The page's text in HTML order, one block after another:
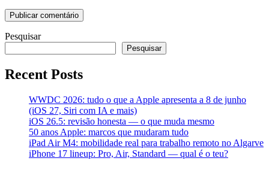
Pesquisar
Pesquisar
Recent Posts
WWDC 2026: tudo o que a Apple apresenta a 8 de junho
(iOS 27, Siri com IA e mais)
iOS 26.5: revisão honesta — o que muda mesmo
50 anos Apple: marcos que mudaram tudo
iPad Air M4: mobilidade real para trabalho remoto no Algarve
iPhone 17 lineup: Pro, Air, Standard — qual é o teu?